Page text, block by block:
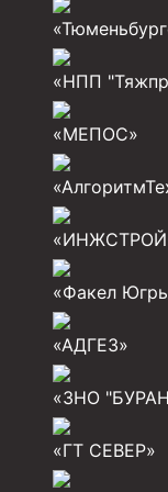
Кольца
Муфты
Пробки
Башмаки
«НПП
«МЕПОС»
«Факел
«АДГЕЗ»
«ЗНО
«ГТ СЕВЕР»